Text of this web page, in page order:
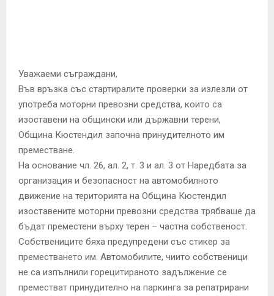
Уважаеми съграждани,
Във връзка със стартиралите проверки за излезли от
употреба моторни превозни средства, които са
изоставени на общински или държавни терени,
Община Кюстендил започна принудителното им
преместване.
На основание чл. 26, ал. 2, т. 3 и ал. 3 от Наредбата за
организация и безопасност на автомобилното
движение на територията на Община Кюстендил
изоставените моторни превозни средства трябваше да
бъдат преместени върху терен – частна собственост.
Собствениците бяха предупредени със стикер за
преместването им. Автомобилите, чиито собственици
не са изпълнили горецитираното задължение се
преместват принудително на паркинга за репатрирани